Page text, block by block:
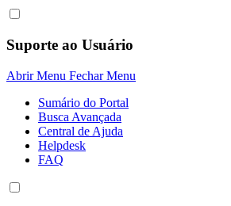
Suporte ao Usuário
Abrir Menu Fechar Menu
Sumário do Portal
Busca Avançada
Central de Ajuda
Helpdesk
FAQ